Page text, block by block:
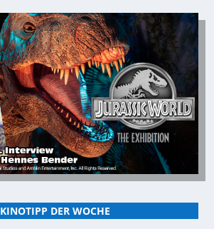
KINOTIPP DER WOCHE